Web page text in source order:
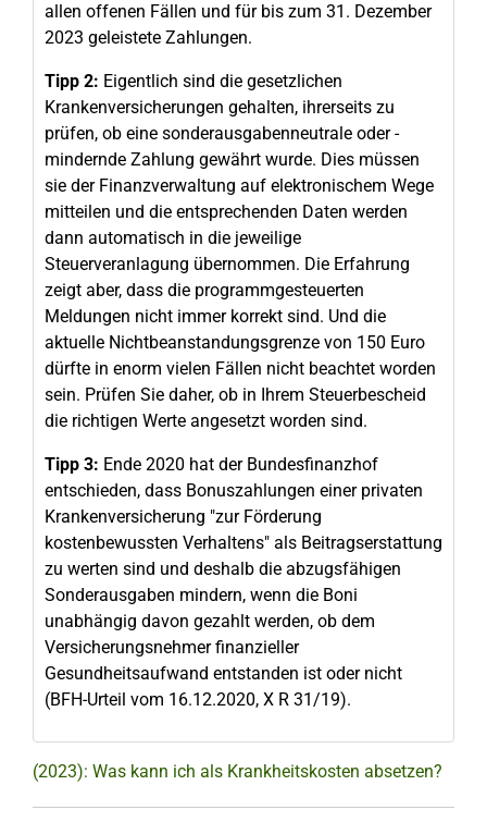
allen offenen Fällen und für bis zum 31. Dezember
2023 geleistete Zahlungen.
Tipp 2: Eigentlich sind die gesetzlichen
Krankenversicherungen gehalten, ihrerseits zu
prüfen, ob eine sonderausgabenneutrale oder -
mindernde Zahlung gewährt wurde. Dies müssen
sie der Finanzverwaltung auf elektronischem Wege
mitteilen und die entsprechenden Daten werden
dann automatisch in die jeweilige
Steuerveranlagung übernommen. Die Erfahrung
zeigt aber, dass die programmgesteuerten
Meldungen nicht immer korrekt sind. Und die
aktuelle Nichtbeanstandungsgrenze von 150 Euro
dürfte in enorm vielen Fällen nicht beachtet worden
sein. Prüfen Sie daher, ob in Ihrem Steuerbescheid
die richtigen Werte angesetzt worden sind.
Tipp 3: Ende 2020 hat der Bundesfinanzhof
entschieden, dass Bonuszahlungen einer privaten
Krankenversicherung "zur Förderung
kostenbewussten Verhaltens" als Beitragserstattung
zu werten sind und deshalb die abzugsfähigen
Sonderausgaben mindern, wenn die Boni
unabhängig davon gezahlt werden, ob dem
Versicherungsnehmer finanzieller
Gesundheitsaufwand entstanden ist oder nicht
(BFH-Urteil vom 16.12.2020, X R 31/19).
(2023): Was kann ich als Krankheitskosten absetzen?